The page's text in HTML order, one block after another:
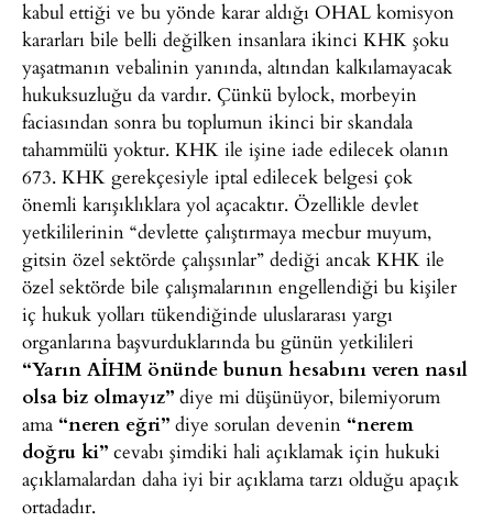
kabul ettiği ve bu yönde karar aldığı OHAL komisyon
kararları bile belli değilken insanlara ikinci KHK şoku
yaşatmanın vebalinin yanında, altından kalkılamayacak
hukuksuzluğu da vardır. Çünkü bylock, morbeyin
faciasından sonra bu toplumun ikinci bir skandala
tahammülü yoktur. KHK ile işine iade edilecek olanın
673. KHK gerekçesiyle iptal edilecek belgesi çok
önemli karışıklıklara yol açacaktır. Özellikle devlet
yetkililerinin “devlette çalıştırmaya mecbur muyum,
gitsin özel sektörde çalışsınlar” dediği ancak KHK ile
özel sektörde bile çalışmalarının engellendiği bu kişiler
iç hukuk yolları tükendiğinde uluslararası yargı
organlarına başvurduklarında bu günün yetkilileri
“Yarın AİHM önünde bunun hesabını veren nasıl
olsa biz olmayız” diye mi düşünüyor, bilemiyorum
ama “neren eğri” diye sorulan devenin “nerem
doğru ki” cevabı şimdiki hali açıklamak için hukuki
açıklamalardan daha iyi bir açıklama tarzı olduğu apaçık
ortadadır.